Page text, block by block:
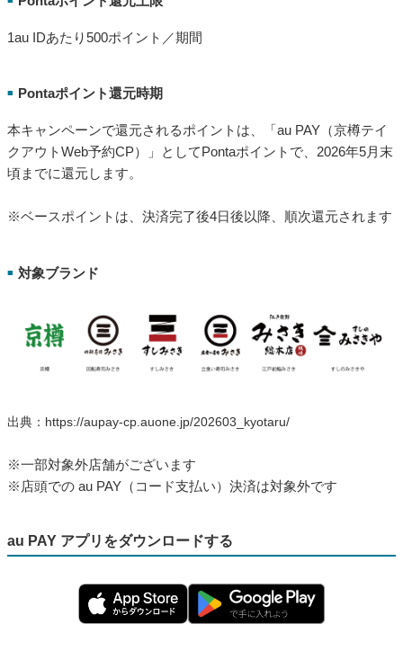
1au IDあたり500ポイント／期間
■ Pontaポイント還元時期
本キャンペーンで還元されるポイントは、「au PAY（京樽テイ
クアウトWeb予約CP）」としてPontaポイントで、2026年5月末
頃までに還元します。
※ベースポイントは、決済完了後4日後以降、順次還元されます
■ 対象ブランド
出典：https://aupay-cp.auone.jp/202603_kyotaru/
※一部対象外店舗がございます
※店頭での au PAY（コード支払い）決済は対象外です
au PAY アプリをダウンロードする